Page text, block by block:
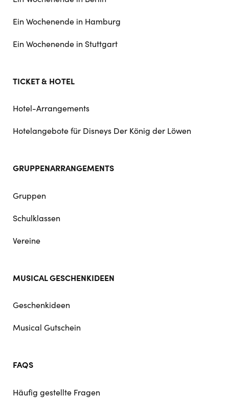
Ein Wochenende in Hamburg
Ein Wochenende in Stuttgart
TICKET & HOTEL
Hotel-Arrangements
Hotelangebote für Disneys Der König der Löwen
GRUPPENARRANGEMENTS
Gruppen
Schulklassen
Vereine
MUSICAL GESCHENKIDEEN
Geschenkideen
Musical Gutschein
FAQS
Häufig gestellte Fragen